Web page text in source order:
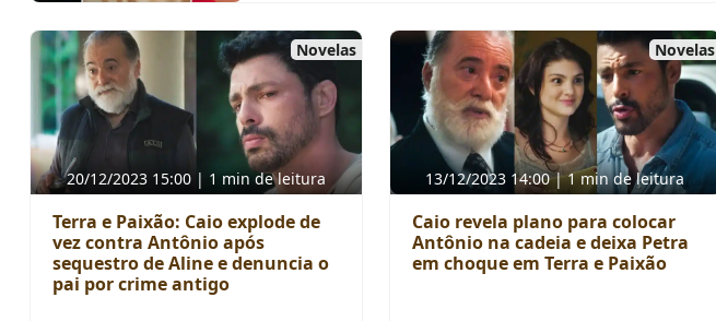
Novelas
20/12/2023 15:00 | 1 min de leitura
Terra e Paixão: Caio explode de
vez contra Antônio após
sequestro de Aline e denuncia o
pai por crime antigo
Novelas
13/12/2023 14:00 | 1 min de leitura
Caio revela plano para colocar
Antônio na cadeia e deixa Petra
em choque em Terra e Paixão